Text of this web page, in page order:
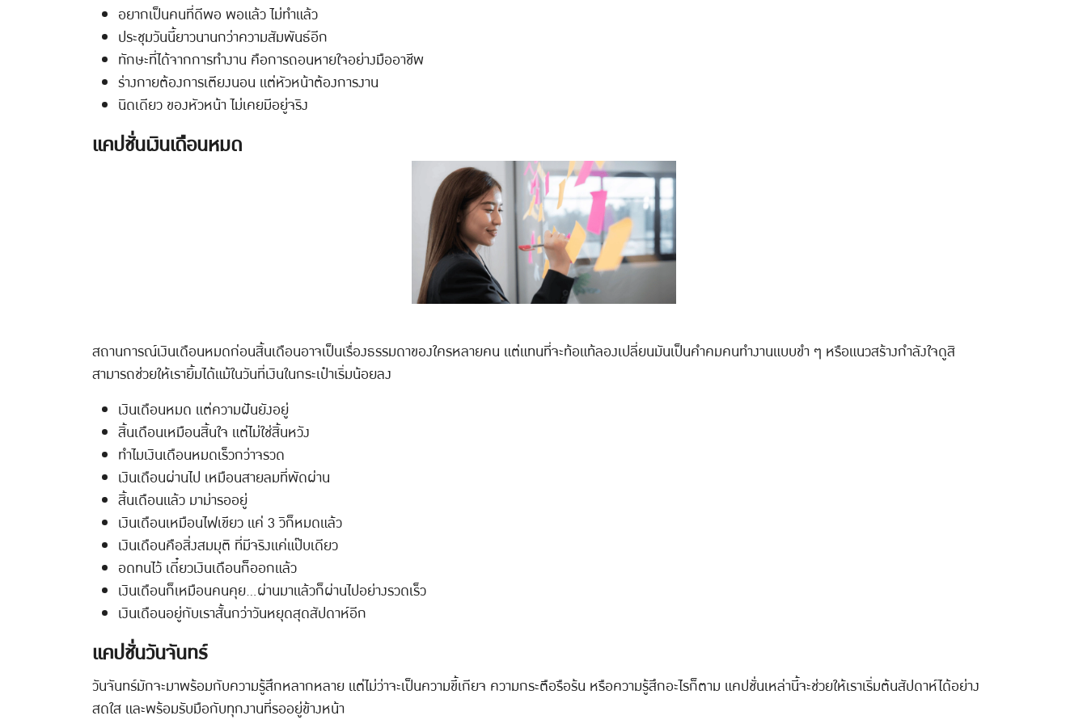
อยากเป็นคนที่ดีพอ พอแล้ว ไม่ทำแล้ว
ประชุมวันนี้ยาวนานกว่าความสัมพันธ์อีก
ทักษะที่ได้จากการทำงาน คือการถอนหายใจอย่างมืออาชีพ
ร่างกายต้องการเตียงนอน แต่หัวหน้าต้องการงาน
นิดเดียว ของหัวหน้า ไม่เคยมีอยู่จริง
แคปชั่นเงินเดือนหมด
สถานการณ์เงินเดือนหมดก่อนสิ้นเดือนอาจเป็นเรื่องธรรมดาของใครหลายคน แต่แทนที่จะท้อแท้ลองเปลี่ยนมันเป็นคำคมคนทำงานแบบขำ ๆ หรือแนวสร้างกำลังใจดูสิ
สามารถช่วยให้เรายิ้มได้แม้ในวันที่เงินในกระเป๋าเริ่มน้อยลง
เงินเดือนหมด แต่ความฝันยังอยู่
สิ้นเดือนเหมือนสิ้นใจ แต่ไม่ใช่สิ้นหวัง
ทำไมเงินเดือนหมดเร็วกว่าจรวด
เงินเดือนผ่านไป เหมือนสายลมที่พัดผ่าน
สิ้นเดือนแล้ว มาม่ารออยู่
เงินเดือนเหมือนไฟเขียว แค่ 3 วิก็หมดแล้ว
เงินเดือนคือสิ่งสมมุติ ที่มีจริงแค่แป๊บเดียว
อดทนไว้ เดี๋ยวเงินเดือนก็ออกแล้ว
เงินเดือนก็เหมือนคนคุย...ผ่านมาแล้วก็ผ่านไปอย่างรวดเร็ว
เงินเดือนอยู่กับเราสั้นกว่าวันหยุดสุดสัปดาห์อีก
แคปชั่นวันจันทร์
วันจันทร์มักจะมาพร้อมกับความรู้สึกหลากหลาย แต่ไม่ว่าจะเป็นความขี้เกียจ ความกระตือรือร้น หรือความรู้สึกอะไรก็ตาม แคปชั่นเหล่านี้จะช่วยให้เราเริ่มต้นสัปดาห์ได้อย่าง
สดใส และพร้อมรับมือกับทุกงานที่รออยู่ข้างหน้า